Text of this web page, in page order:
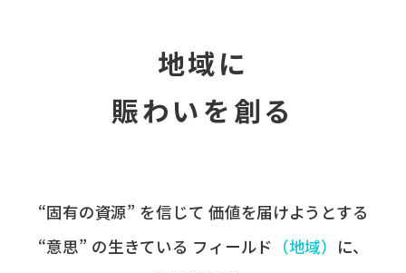
地域に
賑わいを創る
“固有の​資源” を​信じて 価値を​届けようとする​
“意思” の​生きている フィールド ​（地域） に、